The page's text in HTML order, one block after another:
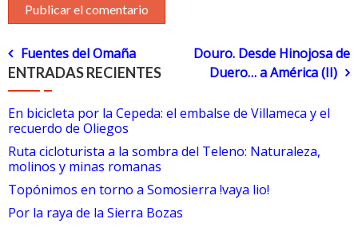
Navegación
de
entradas
Fuentes del Omaña
Douro. Desde Hinojosa de
Duero… a América (II)
ENTRADAS RECIENTES
En bicicleta por la Cepeda: el embalse de Villameca y el
recuerdo de Oliegos
Ruta cicloturista a la sombra del Teleno: Naturaleza,
molinos y minas romanas
Topónimos en torno a Somosierra !vaya lio!
Por la raya de la Sierra Bozas